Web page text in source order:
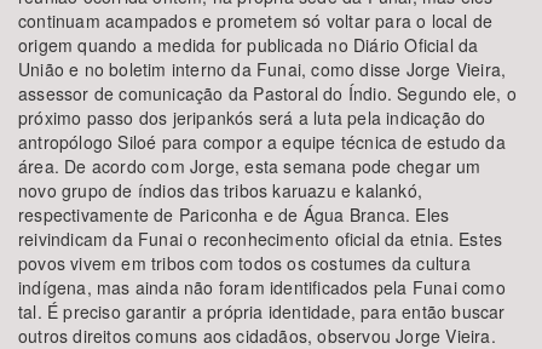
continuam acampados e prometem só voltar para o local de
origem quando a medida for publicada no Diário Oficial da
União e no boletim interno da Funai, como disse Jorge Vieira,
assessor de comunicação da Pastoral do Índio. Segundo ele, o
próximo passo dos jeripankós será a luta pela indicação do
antropólogo Siloé para compor a equipe técnica de estudo da
área. De acordo com Jorge, esta semana pode chegar um
novo grupo de índios das tribos karuazu e kalankó,
respectivamente de Pariconha e de Água Branca. Eles
reivindicam da Funai o reconhecimento oficial da etnia. Estes
povos vivem em tribos com todos os costumes da cultura
indígena, mas ainda não foram identificados pela Funai como
tal. É preciso garantir a própria identidade, para então buscar
outros direitos comuns aos cidadãos, observou Jorge Vieira.